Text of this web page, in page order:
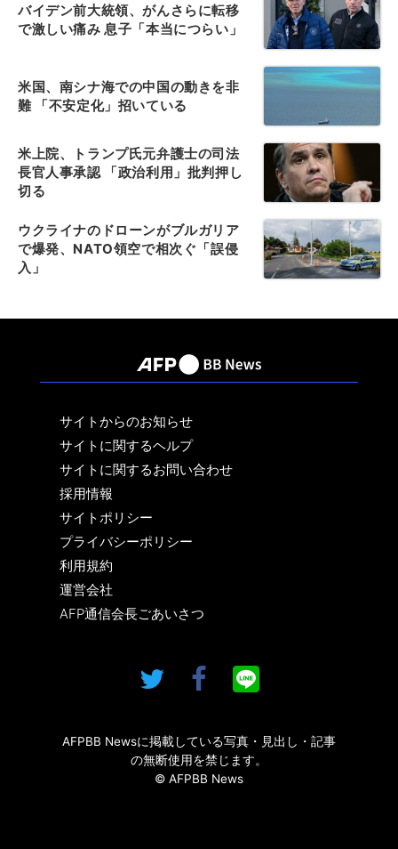
バイデン前大統領、がんさらに転移
で激しい痛み 息子「本当につらい」
米国、南シナ海での中国の動きを非
難 「不安定化」招いている
米上院、トランプ氏元弁護士の司法
長官人事承認 「政治利用」批判押し
切る
ウクライナのドローンがブルガリア
で爆発、NATO領空で相次ぐ「誤侵
入」
サイトからのお知らせ
サイトに関するヘルプ
サイトに関するお問い合わせ
採用情報
サイトポリシー
プライバシーポリシー
利用規約
運営会社
AFP通信会長ごあいさつ
AFPBB Newsに掲載している写真・見出し・記事
の無断使用を禁じます。
© AFPBB News